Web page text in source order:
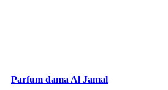
Parfum dama Al Jamal